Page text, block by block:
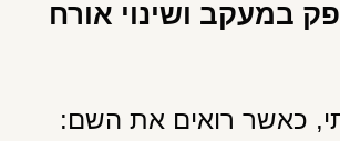
במעקב ושינוי אורח
כאשר רואים את השם: